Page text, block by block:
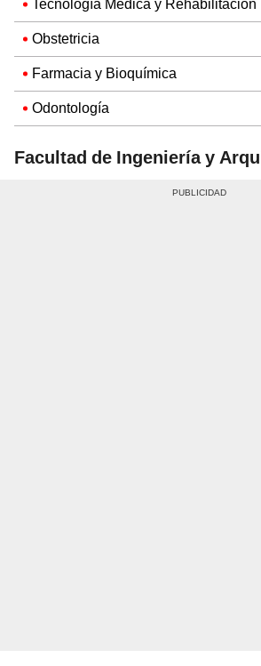
Tecnología Médica y Rehabilitación
Obstetricia
Farmacia y Bioquímica
Odontología
Facultad de Ingeniería y